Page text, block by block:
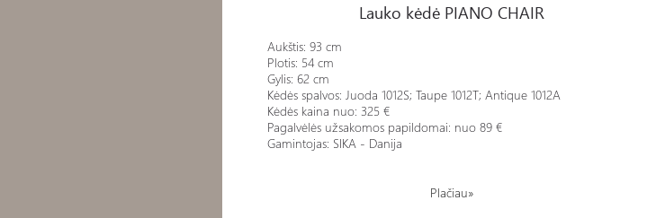
Lauko kėdė PIANO CHAIR
Aukštis: 93 cm
Plotis: 54 cm
Gylis: 62 cm
Kėdės spalvos: Juoda 1012S; Taupe 1012T; Antique 1012A
Kėdės kaina nuo: 325 €
Pagalvėlės užsakomos papildomai: nuo 89 €
Gamintojas: SIKA - Danija
Plačiau»